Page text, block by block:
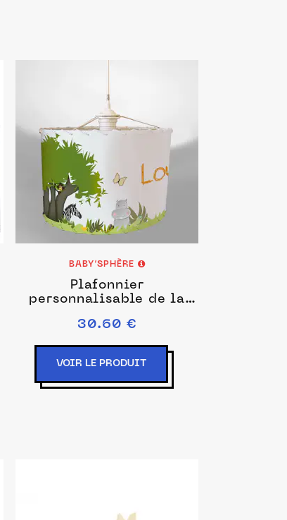
BABY’SPHÈRE
Plafonnier
personnalisable de la
30.60 €
VOIR LE PRODUIT